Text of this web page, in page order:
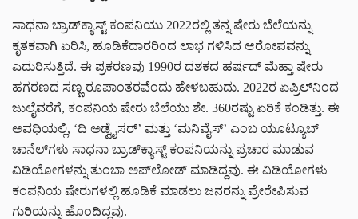
ಸಾಧನಾ ಬ್ರಾಡ್‌ಕ್ಯಾಸ್ಟ್‌ ಕಂಪನಿಯು 2022ರಲ್ಲಿ ತನ್ನ ಷೇರು ಬೆಲೆಯನ್ನು
ಕೃತಕವಾಗಿ ಏರಿಸಿ, ಹೂಡಿಕೆದಾರರಿಂದ ಲಾಭ ಗಳಿಸಿದ ಆರೋಪವನ್ನು
ಎದುರಿಸುತ್ತಿದೆ. ಈ ಪ್ರಕರಣವು 1990ರ ದಶಕದ ಹರ್ಷದ್‌ ಮೆಹ್ತಾ ಷೇರು
ಹಗರಣದ ಸಣ್ಣ ರೂಪಾಂತರವೆಂದು ಹೇಳಬಹುದು. 2022ರ ಏಪ್ರಿಲ್‌ನಿಂದ
ಜುಲೈವರೆಗೆ, ಕಂಪನಿಯ ಷೇರು ಬೆಲೆಯು ಶೇ. 360ರಷ್ಟು ಏರಿಕೆ ಕಂಡಿತ್ತು. ಈ
ಅವಧಿಯಲ್ಲಿ, ‘ದಿ ಅಡ್ವೈಸರ್‌’ ಮತ್ತು ‘ಮನಿವೈಸ್‌’ ಎಂಬ ಯೂಟ್ಯೂಬ್‌
ಚಾನೆಲ್‌ಗಳು ಸಾಧನಾ ಬ್ರಾಡ್‌ಕ್ಯಾಸ್ಟ್‌ ಕಂಪನಿಯನ್ನು ಪ್ರಚಾರ ಮಾಡುವ
ವಿಡಿಯೋಗಳನ್ನು ತುಂಬಾ ಅಪ್‌ಲೋಡ್‌ ಮಾಡಿದ್ದವು. ಈ ವಿಡಿಯೋಗಳು
ಕಂಪನಿಯ ಷೇರುಗಳಲ್ಲಿ ಹೂಡಿಕೆ ಮಾಡಲು ಜನರನ್ನು ಪ್ರೇರೇಪಿಸುವ
ಗುರಿಯನ್ನು ಹೊಂದಿದ್ದವು.